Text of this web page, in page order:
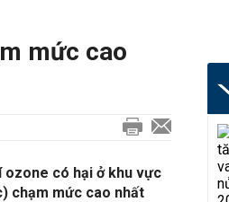
mức cao
ozone có hại ở khu vực
chạm mức cao nhất